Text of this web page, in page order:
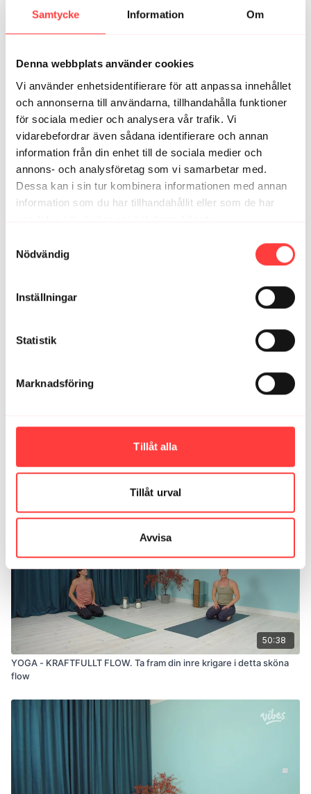
Samtycke Information Om
Denna webbplats använder cookies
Vi använder enhetsidentifierare för att anpassa innehållet
och annonserna till användarna, tillhandahålla funktioner
för sociala medier och analysera vår trafik. Vi
vidarebefordrar även sådana identifierare och annan
information från din enhet till de sociala medier och
annons- och analysföretag som vi samarbetar med.
Dessa kan i sin tur kombinera informationen med annan
information som du har tillhandahållit eller som de har
Nödvändig
Inställningar
Statistik
Marknadsföring
Tillåt alla
Tillåt urval
Avvisa
Ida G. februari 12, 2024
1 Visa svar (1)
Karolina J. oktober 26, 2025
Fantastiskt pass! Har haft uppehåll from yogan, men nu
blir det mer yoga! 🧘🏼 ljuvligt 🌟
1
Charlotta L. oktober 25, 2025
Så bra pass❣️🤩
1
Åsa W.
Relaterade videor
50:38
YOGA - KRAFTFULLT FLOW. Ta fram din inre krigare i detta sköna
flow